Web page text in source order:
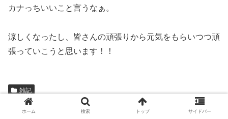
カナっちいいこと言うなぁ。
涼しくなったし、皆さんの頑張りから元気をもらいつつ頑
張っていこうと思います！！
雑記
ホーム 検索 トップ サイドバー